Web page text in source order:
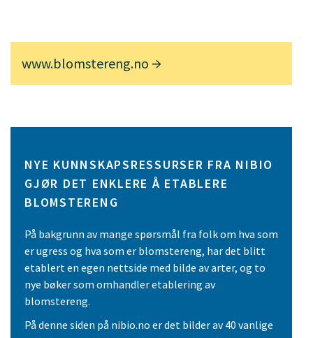
www.blomstereng.no
NYE KUNNSKAPSRESSURSER FRA NIBIO
GJØR DET ENKLERE Å ETABLERE
BLOMSTERENG
På bakgrunn av mange spørsmål fra folk om hva som
er ugress og hva som er blomstereng, har det blitt
etablert en egen nettside med bilde av arter, og to
nye bøker som omhandler etablering av
blomstereng.
På denne siden på nibio.no er det bilder av 40 vanlige